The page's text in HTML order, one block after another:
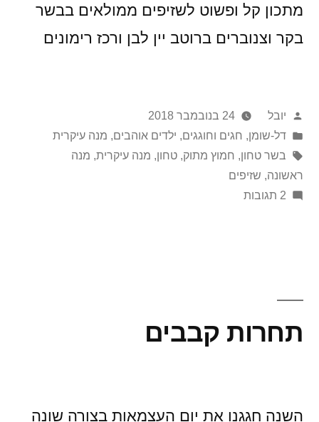
מתכון קל ופשוט לשזיפים ממולאים בבשר
בקר וצנוברים ברוטב יין לבן ורכז רימונים
פורסם
על
ידי
יובל
24 בנובמבר 2018
Posted
in
דל-שומן, חגים וחוגגים, ילדים אוהבים, מנה עיקרית
תגיות:
בשר טחון, חמוץ מתוק, טחון, מנה עיקרית, מנה
ראשונה, שזיפים
2 תגובות
על
תחרות קבבים
השנה חגגנו את יום העצמאות בצורה שונה